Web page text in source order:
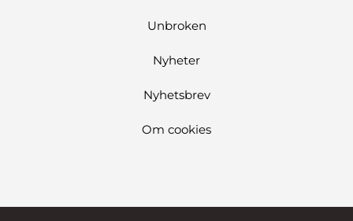
Unbroken
Nyheter
Nyhetsbrev
Om cookies